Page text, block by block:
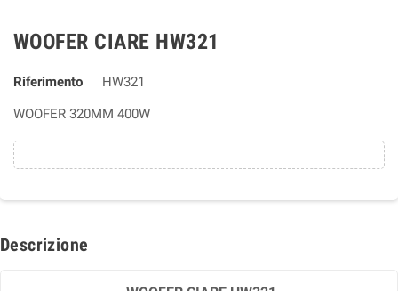
WOOFER CIARE HW321
Riferimento
HW321
WOOFER 320MM 400W
Descrizione